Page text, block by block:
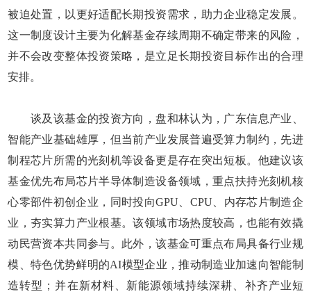
被迫处置，以更好适配长期投资需求，助力企业稳定发展。
这一制度设计主要为化解基金存续周期不确定带来的风险，
并不会改变整体投资策略，是立足长期投资目标作出的合理
安排。
谈及该基金的投资方向，盘和林认为，广东信息产业、
智能产业基础雄厚，但当前产业发展普遍受算力制约，先进
制程芯片所需的光刻机等设备更是存在突出短板。他建议该
基金优先布局芯片半导体制造设备领域，重点扶持光刻机核
心零部件初创企业，同时投向GPU、CPU、内存芯片制造企
业，夯实算力产业根基。该领域市场热度较高，也能有效撬
动民营资本共同参与。此外，该基金可重点布局具备行业规
模、特色优势鲜明的AI模型企业，推动制造业加速向智能制
造转型；并在新材料、新能源领域持续深耕、补齐产业短